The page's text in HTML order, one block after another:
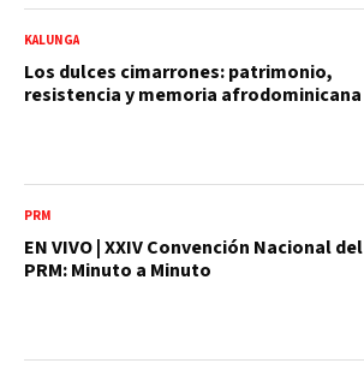
KALUNGA
Los dulces cimarrones: patrimonio,
resistencia y memoria afrodominicana
PRM
EN VIVO | XXIV Convención Nacional del
PRM: Minuto a Minuto